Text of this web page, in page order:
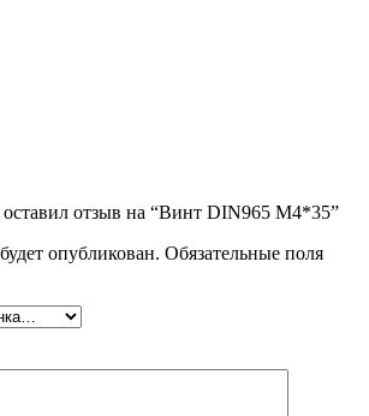
оставил отзыв на “Винт DIN965 М4*35”
опубликован. Обязательные поля